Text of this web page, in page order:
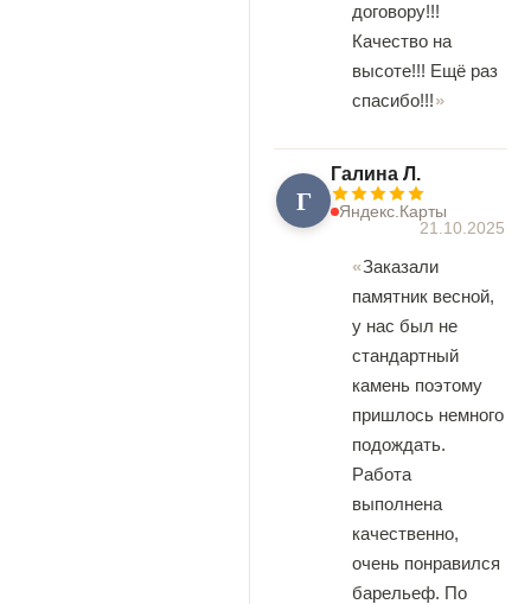
договору!!!
Качество на
высоте!!! Ещё раз
спасибо!!!
Г
Галина Л.
Яндекс.Карты
21.10.2025
Заказали
памятник весной,
у нас был не
стандартный
камень поэтому
пришлось немного
подождать.
Работа
выполнена
качественно,
очень понравился
барельеф. По